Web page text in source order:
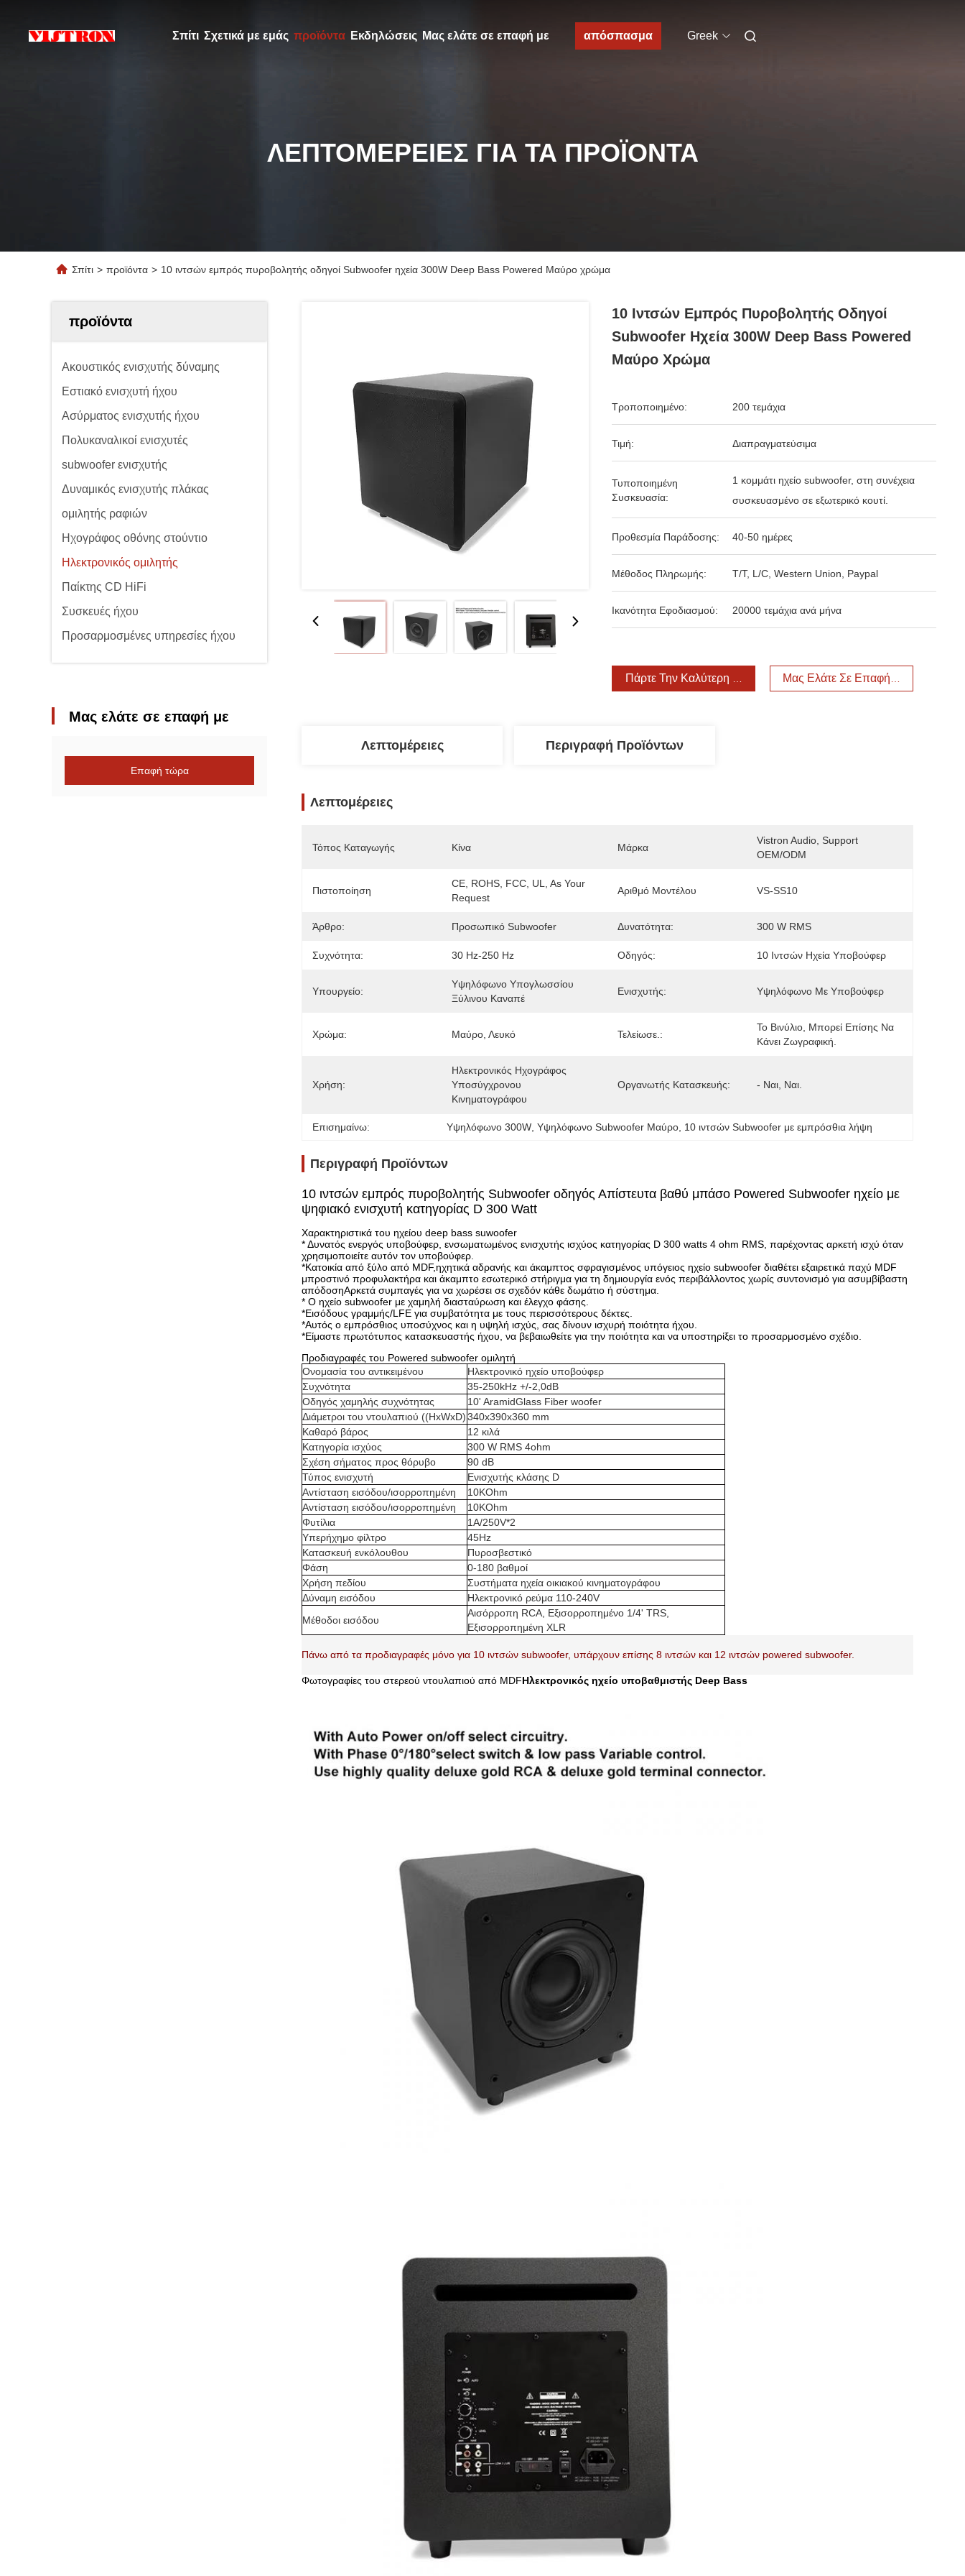
Σπίτι Σχετικά με εμάς προϊόντα Εκδηλώσεις Μας ελάτε σε επαφή με απόσπασμα Greek
ΛΕΠΤΟΜΈΡΕΙΕΣ ΓΙΑ ΤΑ ΠΡΟΪΌΝΤΑ
Σπίτι > προϊόντα > 10 ιντσών εμπρός πυροβολητής οδηγοί Subwoofer ηχεία 300W Deep Bass Powered Μαύρο χρώμα
προϊόντα
Ακουστικός ενισχυτής δύναμης
Εστιακό ενισχυτή ήχου
Ασύρματος ενισχυτής ήχου
Πολυκαναλικοί ενισχυτές
subwoofer ενισχυτής
Δυναμικός ενισχυτής πλάκας
ομιλητής ραφιών
Ηχογράφος οθόνης στούντιο
Ηλεκτρονικός ομιλητής
Παίκτης CD HiFi
Συσκευές ήχου
Προσαρμοσμένες υπηρεσίες ήχου
Μας ελάτε σε επαφή με
Επαφή τώρα
10 Ιντσών Εμπρός Πυροβολητής Οδηγοί
Subwoofer Ηχεία 300W Deep Bass Powered
Μαύρο Χρώμα
Τροποποιημένο: 200 τεμάχια
Τιμή: Διαπραγματεύσιμα
Τυποποιημένη
Συσκευασία:
1 κομμάτι ηχείο subwoofer, στη συνέχεια
συσκευασμένο σε εξωτερικό κουτί.
Προθεσμία Παράδοσης: 40-50 ημέρες
Μέθοδος Πληρωμής: T/T, L/C, Western Union, Paypal
Ικανότητα Εφοδιασμού: 20000 τεμάχια ανά μήνα
Πάρτε Την Καλύτερη Τιμή Μας Ελάτε Σε Επαφή Με
Λεπτομέρειες Περιγραφή Προϊόντων
Λεπτομέρειες
Τόπος Καταγωγής Κίνα Μάρκα
Vistron Audio, Support
OEM/ODM
Πιστοποίηση
CE, ROHS, FCC, UL, As Your
Request
Αριθμό Μοντέλου VS-SS10
Άρθρο: Προσωπικό Subwoofer Δυνατότητα: 300 W RMS
Συχνότητα: 30 Hz-250 Hz Οδηγός: 10 Ιντσών Ηχεία Υποβούφερ
Υπουργείο:
Υψηλόφωνο Υπογλωσσίου
Ξύλινου Καναπέ
Ενισχυτής: Υψηλόφωνο Με Υποβούφερ
Χρώμα: Μαύρο, Λευκό Τελείωσε.:
Το Βινύλιο, Μπορεί Επίσης Να
Κάνει Ζωγραφική.
Χρήση:
Ηλεκτρονικός Ηχογράφος
Υποσύγχρονου
Κινηματογράφου
Οργανωτής Κατασκευής: - Ναι, Ναι.
Επισημαίνω: Υψηλόφωνο 300W , Υψηλόφωνο Subwoofer Μαύρο 10 ιντσών Subwoofer με εμπρόσθια λήψη
Περιγραφή Προϊόντων
10 ιντσών εμπρός πυροβολητής Subwoofer οδηγός Απίστευτα βαθύ μπάσο Powered Subwoofer ηχείο με
ψηφιακό ενισχυτή κατηγορίας D 300 Watt
Χαρακτηριστικά του ηχείου deep bass suwoofer
* Δυνατός ενεργός υποβούφερ, ενσωματωμένος ενισχυτής ισχύος κατηγορίας D 300 watts 4 ohm RMS, παρέχοντας αρκετή ισχύ όταν
χρησιμοποιείτε αυτόν τον υποβούφερ.
*Κατοικία από ξύλο από MDF,ηχητικά αδρανής και άκαμπτος σφραγισμένος υπόγειος ηχείο subwoofer διαθέτει εξαιρετικά παχύ MDF
μπροστινό προφυλακτήρα και άκαμπτο εσωτερικό στήριγμα για τη δημιουργία ενός περιβάλλοντος χωρίς συντονισμό για ασυμβίβαστη
απόδοσηΑρκετά συμπαγές για να χωρέσει σε σχεδόν κάθε δωμάτιο ή σύστημα.
* Ο ηχείο subwoofer με χαμηλή διασταύρωση και έλεγχο φάσης.
*Εισόδους γραμμής/LFE για συμβατότητα με τους περισσότερους δέκτες.
*Αυτός ο εμπρόσθιος υποσύχνος και η υψηλή ισχύς, σας δίνουν ισχυρή ποιότητα ήχου.
*Είμαστε πρωτότυπος κατασκευαστής ήχου, να βεβαιωθείτε για την ποιότητα και να υποστηρίξει το προσαρμοσμένο σχέδιο.
Προδιαγραφές του Powered subwoofer ομιλητή
Ονομασία του αντικειμένου
Ηλεκτρονικό ηχείο υποβούφερ
Συχνότητα
35-250kHz +/-2,0dB
Οδηγός χαμηλής συχνότητας
10' AramidGlass Fiber woofer
Διάμετροι του ντουλαπιού ((HxWxD)340x390x360 mm
Καθαρό βάρος
12 κιλά
Κατηγορία ισχύος
300 W RMS 4ohm
Σχέση σήματος προς θόρυβο
90 dB
Τύπος ενισχυτή
Ενισχυτής κλάσης D
Αντίσταση εισόδου/ισορροπημένη
10KOhm
Αντίσταση εισόδου/ισορροπημένη
10KOhm
Φυτίλια
1A/250V*2
Υπερήχημο φίλτρο
45Hz
Κατασκευή ενκόλουθου
Πυροσβεστικό
Φάση
0-180 βαθμοί
Χρήση πεδίου
Συστήματα ηχεία οικιακού κινηματογράφου
Δύναμη εισόδου
Ηλεκτρονικό ρεύμα 110-240V
Μέθοδοι εισόδου
Αισόρροπη RCA, Εξισορροπημένο 1/4' TRS,
Εξισορροπημένη XLR
Πάνω από τα προδιαγραφές μόνο για 10 ιντσών subwoofer, υπάρχουν επίσης 8 ιντσών και 12 ιντσών powered subwoofer.
Φωτογραφίες του στερεού ντουλαπιού από MDFΗλεκτρονικός ηχείο υποβαθμιστής Deep Bass